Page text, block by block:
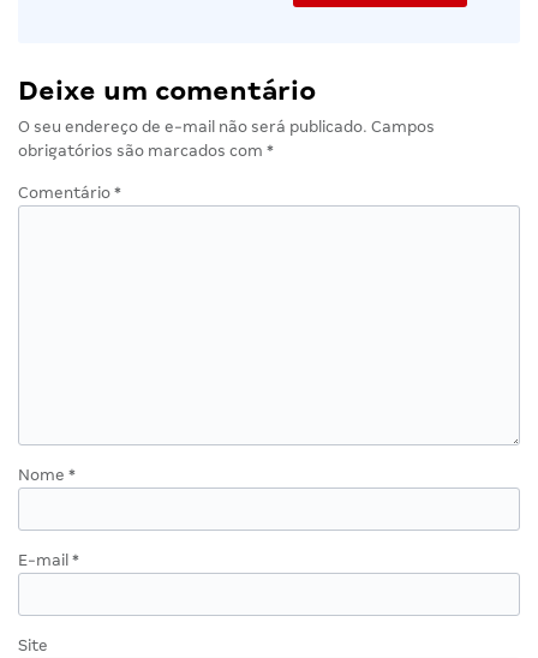
Deixe um comentário
O seu endereço de e-mail não será publicado. Campos
obrigatórios são marcados com *
Comentário *
Nome *
E-mail *
Site